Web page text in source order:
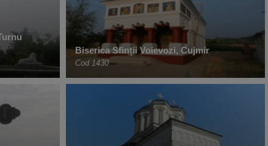
Biserica Sfinții Voievozi, Cujmir
Cod 1430